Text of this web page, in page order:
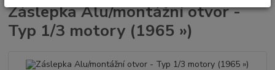
Záslepka Alu/montážní otvor -
Typ 1/3 motory (1965 »)